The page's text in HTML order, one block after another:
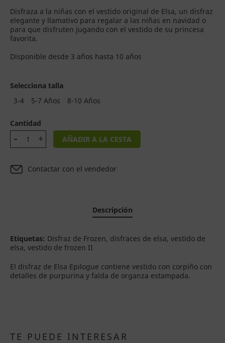
Disfraza a la niñas con el vestido original de Elsa, un disfraz
elegante y llamativo para regalar a las niñas en navidad o
para que disfruten jugando con el vestido de su princesa
favorita.
Disponible desde 3 años hasta 10 años
Selecciona talla
3-4
5-7 Años 8-10 Años
Cantidad
AÑADIR A LA CESTA
Contactar con el vendedor
Descripción
Etiquetas: Disfraz de Frozen, disfraces de elsa, vestido de
elsa, vestido de frozen II
El disfraz de Elsa Epilogue contiene vestido con corpiño con
detalles de purpurina y falda de organza estampada.
TE PUEDE INTERESAR